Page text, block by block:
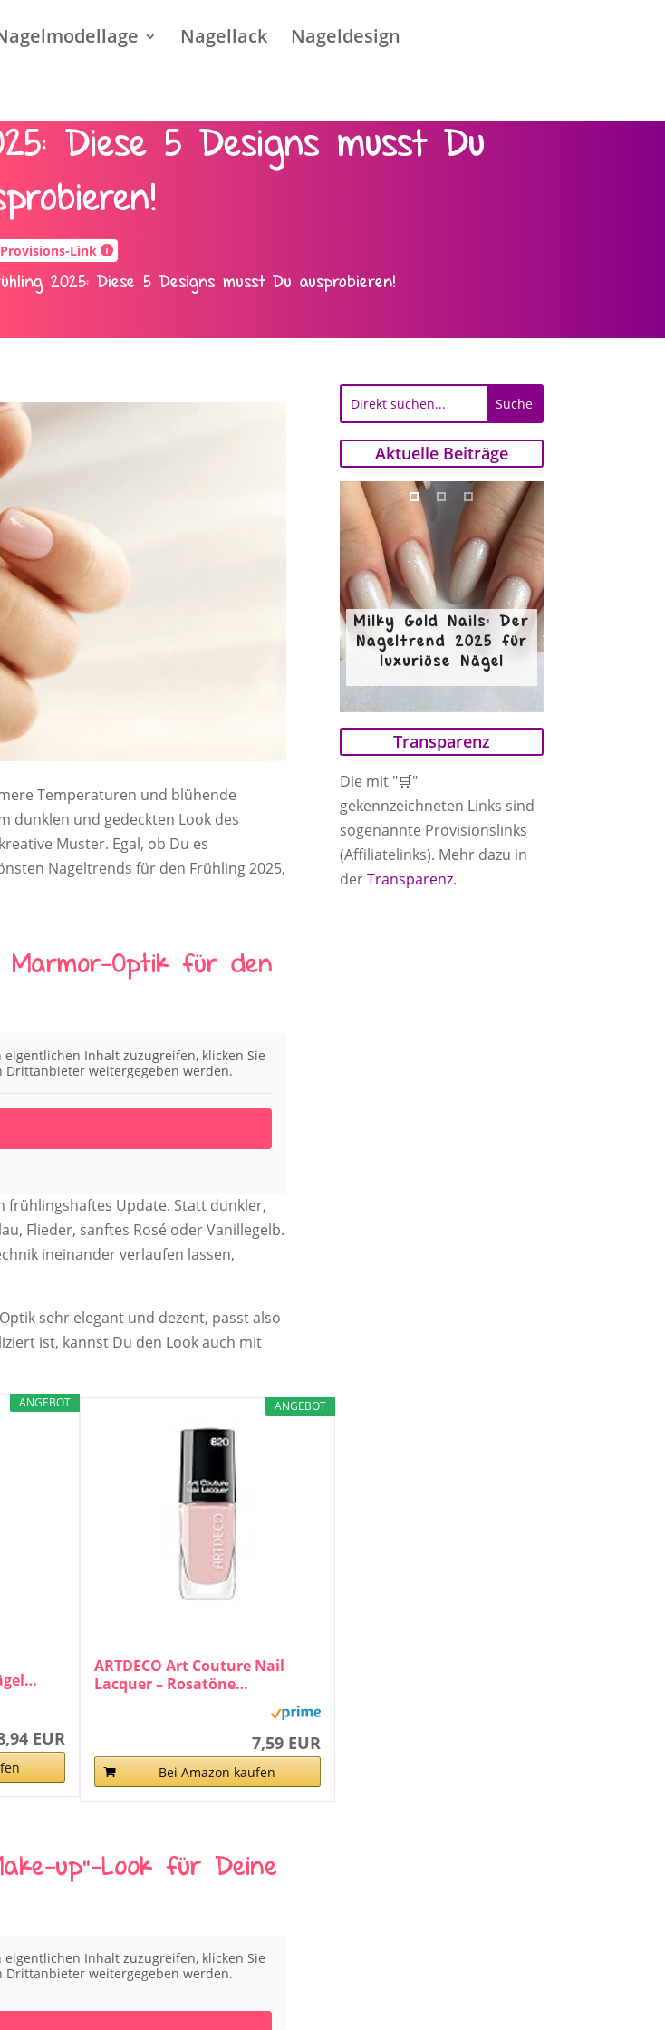
Nagellack
Nageldesign
Diese 5 Designs musst Du
Provisions-Link 
2025: Diese 5 Designs musst Du ausprobieren!
Temperaturen und blühende
dunklen und gedeckten Look des
Muster. Egal, ob Du es
Nageltrends für den Frühling 2025,
Marmor-Optik für den
eigentlichen Inhalt zuzugreifen, klicken Sie
Drittanbieter weitergegeben werden.
frühlingshaftes Update. Statt dunkler,
Flieder, sanftes Rosé oder Vanillegelb.
ineinander verlaufen lassen,
sehr elegant und dezent, passt also
ist, kannst Du den Look auch mit
ANGEBOT
EUR
ANGEBOT
ARTDECO Art Couture Nail
Lacquer – Rosatöne…
7,59 EUR
Bei Amazon kaufen
up“-Look für Deine
eigentlichen Inhalt zuzugreifen, klicken Sie
Drittanbieter weitergegeben werden.
Aktuelle Beiträge
Milky Gold Nails: Der
Nageltrend 2025 für
luxuriöse Nägel
Transparenz
Die mit "🛒"
gekennzeichneten Links sind
sogenannte Provisionslinks
(Affiliatelinks). Mehr dazu in
derTransparenz.